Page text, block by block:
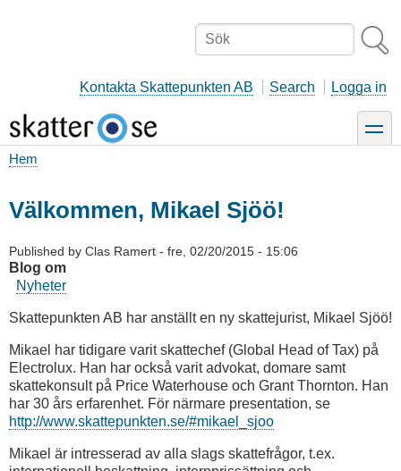
Sök
Kontakta Skattepunkten AB Search Logga in
toggle
Hem
Välkommen, Mikael Sjöö!
Published by Clas Ramert - fre, 02/20/2015 - 15:06
Blog om
Nyheter
Skattepunkten AB har anställt en ny skattejurist, Mikael Sjöö!
Mikael har tidigare varit skattechef (Global Head of Tax) på
Electrolux. Han har också varit advokat, domare samt
skattekonsult på Price Waterhouse och Grant Thornton. Han
har 30 års erfarenhet. För närmare presentation, se
http://www.skattepunkten.se/#mikael_sjoo
Mikael är intresserad av alla slags skattefrågor, t.ex.